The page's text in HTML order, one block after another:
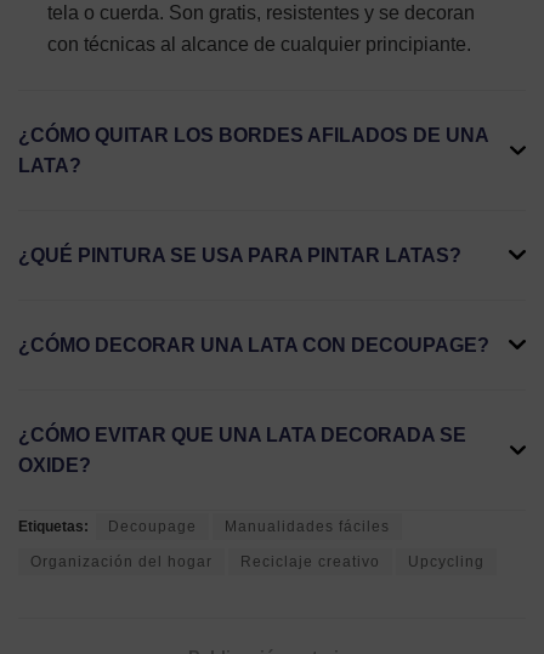
tela o cuerda. Son gratis, resistentes y se decoran
con técnicas al alcance de cualquier principiante.
¿CÓMO QUITAR LOS BORDES AFILADOS DE UNA
LATA?
¿QUÉ PINTURA SE USA PARA PINTAR LATAS?
¿CÓMO DECORAR UNA LATA CON DECOUPAGE?
¿CÓMO EVITAR QUE UNA LATA DECORADA SE
OXIDE?
Etiquetas: Decoupage Manualidades fáciles
Organización del hogar Reciclaje creativo Upcycling